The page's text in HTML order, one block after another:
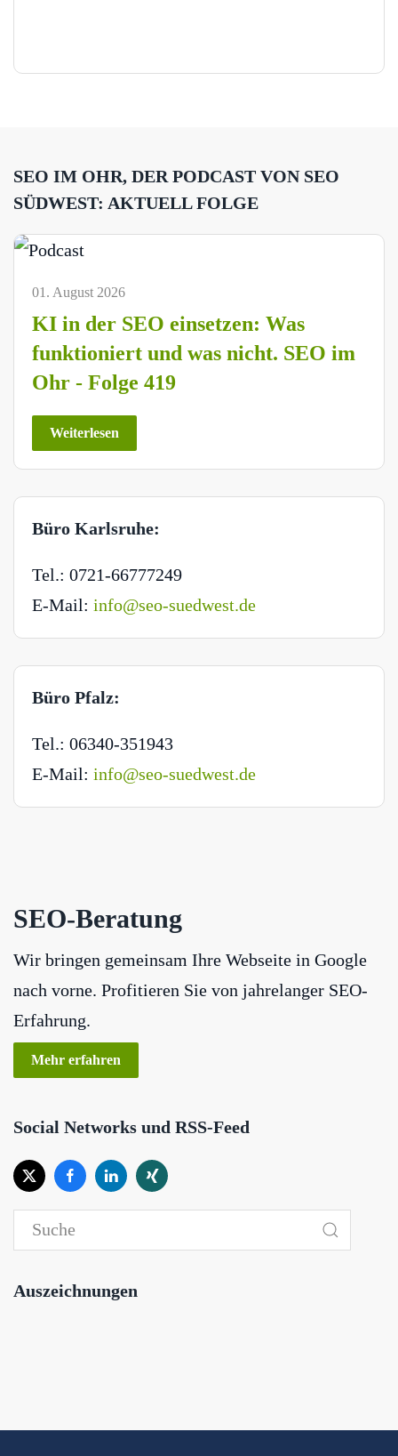
SEO IM OHR, DER PODCAST VON SEO
SÜDWEST: AKTUELL FOLGE
01. August 2026
KI in der SEO einsetzen: Was
funktioniert und was nicht. SEO im
Ohr - Folge 419
Weiterlesen
Büro Karlsruhe:
Tel.: 0721-66777249
E-Mail: info@seo-suedwest.de
Büro Pfalz:
Tel.: 06340-351943
E-Mail: info@seo-suedwest.de
SEO-Beratung
Wir bringen gemeinsam Ihre Webseite in Google
nach vorne. Profitieren Sie von jahrelanger SEO-
Erfahrung.
Mehr erfahren
Social Networks und RSS-Feed
Auszeichnungen